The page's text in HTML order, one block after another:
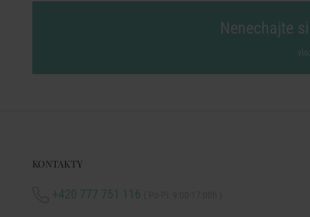
Nenechajte
KONTAKTY
+420 777 751 116